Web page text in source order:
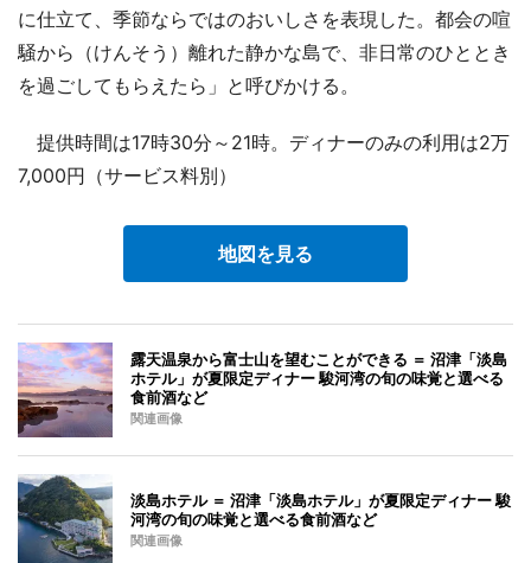
に仕立て、季節ならではのおいしさを表現した。都会の喧
騒から（けんそう）離れた静かな島で、非日常のひととき
を過ごしてもらえたら」と呼びかける。
提供時間は17時30分～21時。ディナーのみの利用は2万
7,000円（サービス料別）
地図を見る
露天温泉から富士山を望むことができる ＝ 沼津「淡島
ホテル」が夏限定ディナー 駿河湾の旬の味覚と選べる
食前酒など
関連画像
淡島ホテル ＝ 沼津「淡島ホテル」が夏限定ディナー 駿
河湾の旬の味覚と選べる食前酒など
関連画像